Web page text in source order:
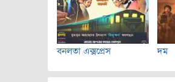
বনলতা এক্সপ্রেস দম